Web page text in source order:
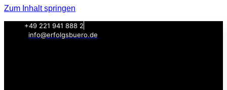
Zum Inhalt springen
+49 221 941 888 2
info@erfolgsbuero.de